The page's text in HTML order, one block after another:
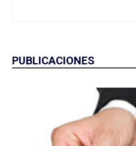
PUBLICACIONES